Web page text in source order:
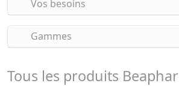
Vos besoins
Gammes
Tous les produits Beaphar